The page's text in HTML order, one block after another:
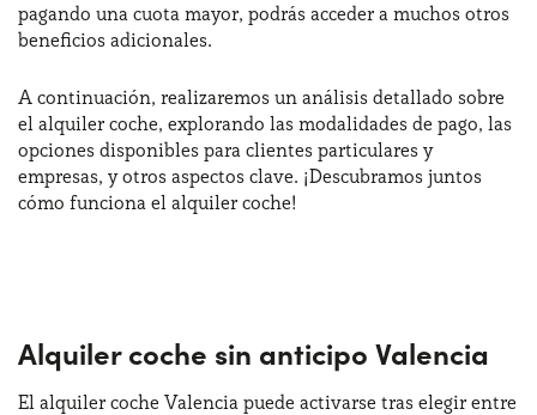
pagando una cuota mayor, podrás acceder a muchos otros
beneficios adicionales.
A continuación, realizaremos un análisis detallado sobre
el alquiler coche, explorando las modalidades de pago, las
opciones disponibles para clientes particulares y
empresas, y otros aspectos clave. ¡Descubramos juntos
cómo funciona el alquiler coche!
Alquiler coche sin anticipo Valencia
El alquiler coche Valencia puede activarse tras elegir entre